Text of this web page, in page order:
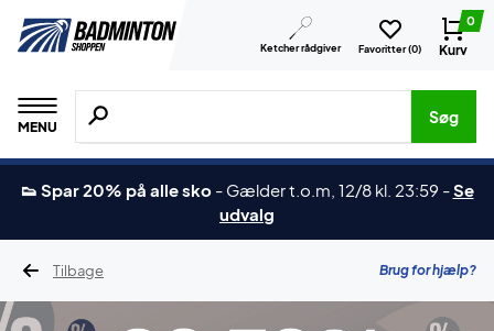
Ketcher rådgiver Favoritter (0)
0
Kurv
MENU
Søg efter produkter, mærker etc.
Søg
👟 Spar 20% på alle sko - Gælder t.o.m, 12/8 kl. 23:59 -Se
udvalg
Tilbage Brug for hjælp?